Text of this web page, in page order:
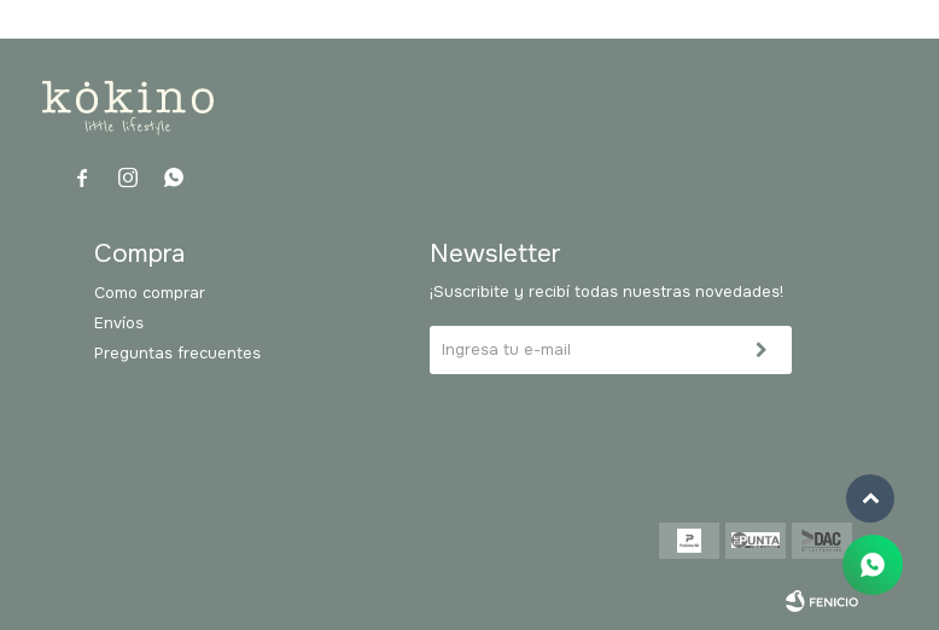
  
Compra
Como comprar
Envíos
Preguntas frecuentes
Newsletter
¡Suscribite y recibí todas nuestras novedades!